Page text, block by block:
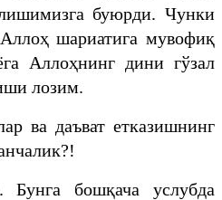
буюрди. Чунки
шариатига мувофиқ
Аллоҳнинг дини гўзал
лозим.
ва даъват етказишнинг
Бунга бошқача услубда